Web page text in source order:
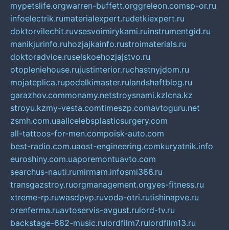
mypetslife.orgwarren-buffett.orggreleon.comsp-or.ru
infoelectrik.rumaterialexpert.rudetkiexpert.ru
doktorvilechit.ruvsesvoimirykami.ruinstrumentgid.ru
manikjurinfo.ruhozjajkainfo.rustroimaterials.ru
doktoradvice.ruselskoehozjajstvo.ru
otopleniehouse.rujustinterior.ruchastnyjdom.ru
mojateplica.rupodelkimaster.rulandshaftblog.ru
garazhov.commonamy.netstroysnami.kzlcna.kz
stroyu.kzmy-vesta.comtimeszp.comavtoguru.net
zsmh.com.uaallcelebsplasticsurgery.com
all-tattoos-for-men.compoisk-auto.com
best-radio.com.uaost-engineering.comkuryatnik.info
euroshiny.com.uaporemontuavto.com
searchus-nauti.rumirmam.infosmi366.ru
transgazstroy.ruorgmanagement.orgyes-fitness.ru
xtreme-rp.ruwasdpvp.ruvoda-otri.rutishinapve.ru
orenferma.ruavtoservis-avgust.rulord-tv.ru
backstage-682-music.rulordfilm7.rulordfilm13.ru